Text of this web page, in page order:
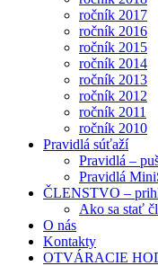
ročník 2017
ročník 2016
ročník 2015
ročník 2014
ročník 2013
ročník 2012
ročník 2011
ročník 2010
Pravidlá súťaží
Pravidlá –
Pravidlá
ČLENSTVO –
Ako sa stať
O nás
Kontakty
OTVÁRACIE